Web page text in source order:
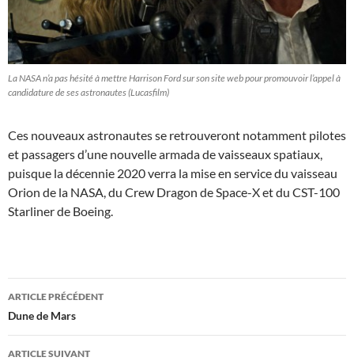
La NASA n’a pas hésité à mettre Harrison Ford sur son site web pour promouvoir l’appel à
candidature de ses astronautes (Lucasfilm)
Ces nouveaux astronautes se retrouveront notamment pilotes
et passagers d’une nouvelle armada de vaisseaux spatiaux,
puisque la décennie 2020 verra la mise en service du vaisseau
Orion de la NASA, du Crew Dragon de Space-X et du CST-100
Starliner de Boeing.
Navigation
des
articles
ARTICLE PRÉCÉDENT
Dune de Mars
ARTICLE SUIVANT